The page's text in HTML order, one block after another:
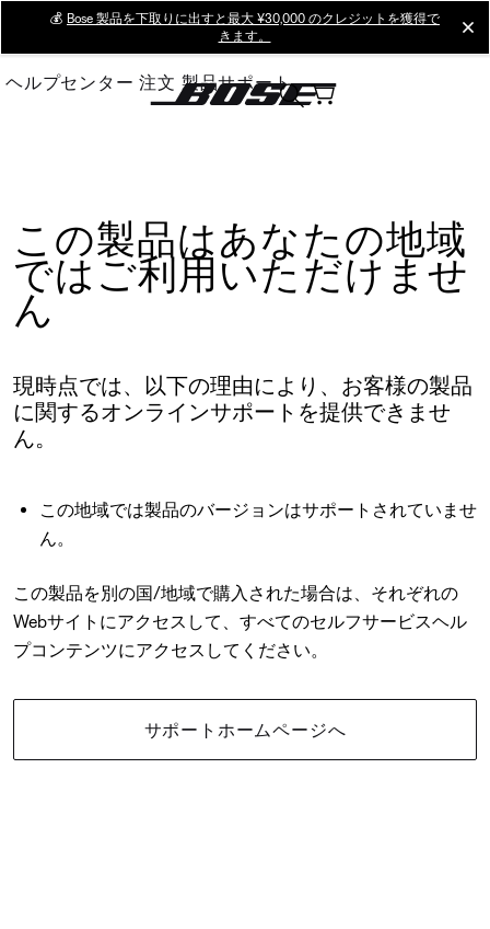
Main
💰 Bose 製品を下取りに出すと最大 ¥30,000 のクレジットを獲得で
きます。
ヘルプセンター 注文 製品サポート
この製品はあなたの地域
ではご利用いただけませ
ん
現時点では、以下の理由により、お客様の製品
に関するオンラインサポートを提供できませ
ん。
この地域では製品のバージョンはサポートされていませ
ん。
この製品を別の国/地域で購入された場合は、それぞれの
Webサイトにアクセスして、すべてのセルフサービスヘル
プコンテンツにアクセスしてください。
サポートホームページへ